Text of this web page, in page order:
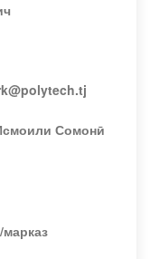
@polytech.tj
Сомонӣ